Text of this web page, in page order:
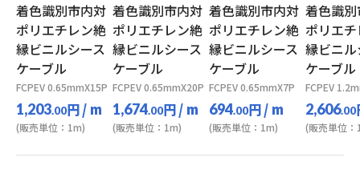
着色識別市内対
ポリエチレン絶
縁ビニルシース
ケーブル
FCPEV 0.65mmX15P
1,203.00円/ m
(販売単位：1m)
着色識別市内対
ポリエチレン絶
縁ビニルシース
ケーブル
FCPEV 0.65mmX20P
1,674.00円/ m
(販売単位：1m)
着色識別市内対
ポリエチレン絶
縁ビニルシース
ケーブル
FCPEV 0.65mmX7P
694.00円/ m
(販売単位：1m)
着色識
ポリエ
縁ビニ
ケーブル
FCPEV
2,606.00
(販売単位：